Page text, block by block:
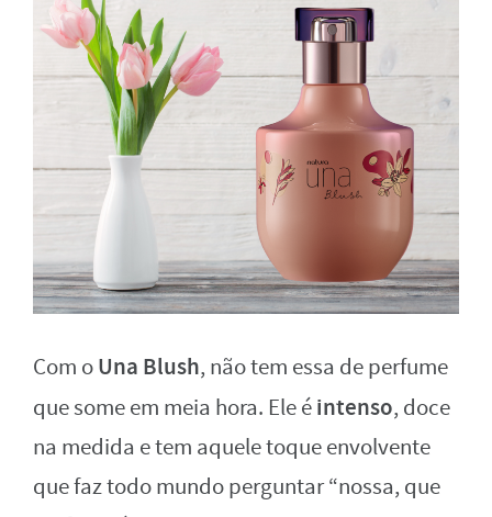
Com oUna Blush, não tem essa de perfume
que some em meia hora. Ele éintenso, doce
na medida e tem aquele toque envolvente
que faz todo mundo perguntar “nossa, que